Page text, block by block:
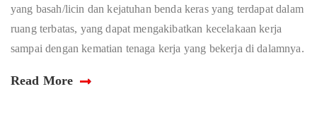
yang basah/licin dan kejatuhan benda keras yang terdapat dalam
ruang terbatas, yang dapat mengakibatkan kecelakaan kerja
sampai dengan kematian tenaga kerja yang bekerja di dalamnya.
Read More